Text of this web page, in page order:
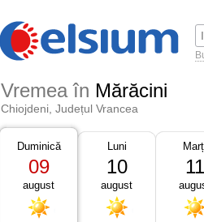
Vremea în Mărăcini
Chiojdeni, Județul Vrancea
Duminică
09
august
Luni
10
august
11